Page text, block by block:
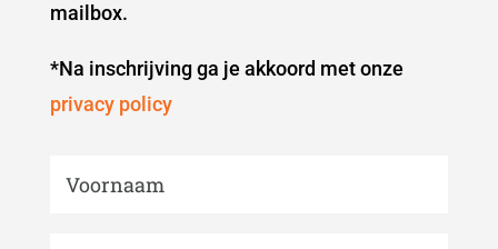
mailbox.
*Na inschrijving ga je akkoord met onze
privacy policy